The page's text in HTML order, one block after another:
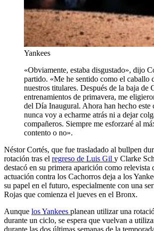
Yankees
«Obviamente, estaba disgustado», dijo
partido. «Me he sentido como el caballo
nuestros titulares. Después de la baja de
entrenamientos de primavera, me
del Día Inaugural. Ahora han hecho este
nunca voy a echarme atrás ni a dejar
compañeros. Siempre me esforzaré al
contento o no».
Néstor Cortés, que fue trasladado al bullpen
rotación tras el regreso de Luis Gil y Clarke
destacó en su primera aparición como relevista
actuación contra los Cachorros deja a los
su papel en el futuro, especialmente con una
Rojas que comienza el jueves en el Bronx.
Aunque los Yankees planean utilizar una
durante un ciclo, se espera que vuelvan a
durante las dos últimas semanas de la